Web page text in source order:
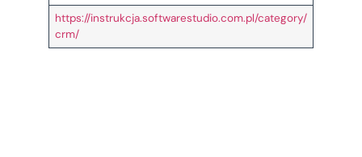
https://instrukcja.softwarestudio.com.pl/category/
crm/